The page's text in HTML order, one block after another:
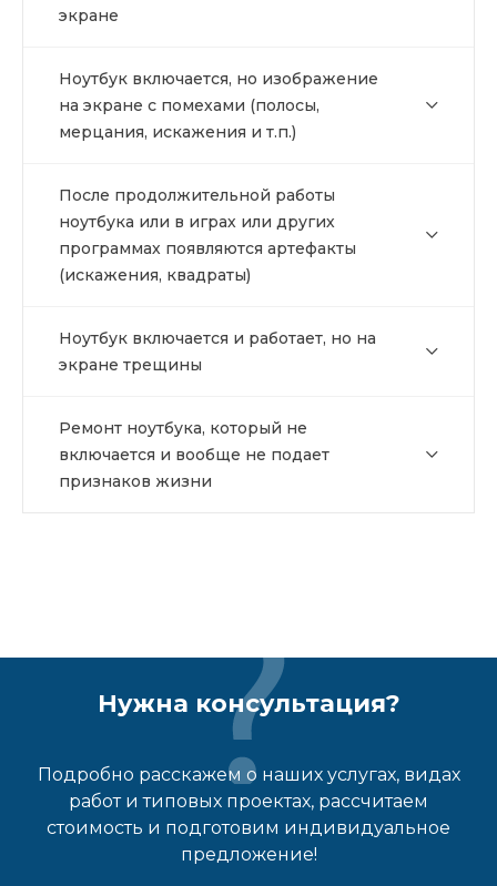
экране
Ноутбук включается, но изображение
на экране с помехами (полосы,
мерцания, искажения и т.п.)
После продолжительной работы
ноутбука или в играх или других
программах появляются артефакты
(искажения, квадраты)
Ноутбук включается и работает, но на
экране трещины
Ремонт ноутбука, который не
включается и вообще не подает
признаков жизни
Нужна консультация?
Подробно расскажем о наших услугах, видах
работ и типовых проектах, рассчитаем
стоимость и подготовим индивидуальное
предложение!